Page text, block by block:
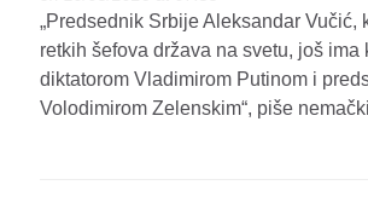
„Predsednik Srbije Aleksandar Vučić,
retkih šefova država na svetu, još ima
diktatorom Vladimirom Putinom i
Volodimirom Zelenskim“, piše